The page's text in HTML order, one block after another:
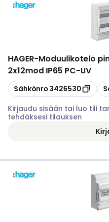
HAGER-Moduulikotelo
2x12mod IP65 PC-UV
Kopioi
Sähkönro 3426530
Kirjaudu sisään tai luo tili
tehdäksesi tilauksen